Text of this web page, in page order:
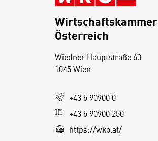
Wirtschaftskammer
Österreich
Wiedner Hauptstraße 63
1045 Wien
+43 5 90900 0
+43 5 90900 250
https://wko.at/